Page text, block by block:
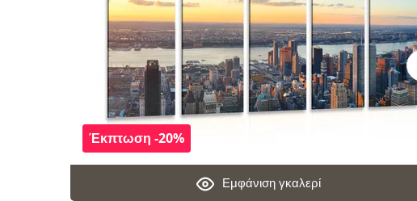
Εμφάνιση γκαλερί
Έκπτωση -20%